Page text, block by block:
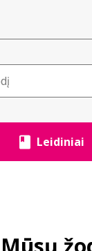
Leidiniai